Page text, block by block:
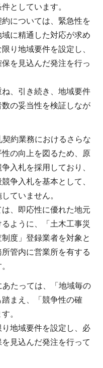
としています。
については、緊急性を
に精通した対応が求め
り地域要件を設定し、
を見込んだ発注を行っ
、引き続き、地域要件
の妥当性を検証しなが
契約業務におけるさらな
の向上を図るため、原
入札を採用しており、
争入札を基本として、
ていません。
、即応性に優れた地元
ように、「土木工事災
度」登録業者を対象と
管内に営業所を有する
あたっては、「地域毎の
まえ、「競争性の確
。
地域要件を設定し、必
見込んだ発注を行って